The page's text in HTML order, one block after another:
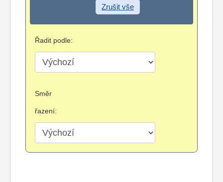
Zrušit vše
Řadit podle:
Směr
řazení: